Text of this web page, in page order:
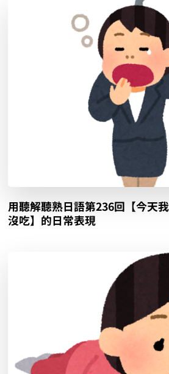
用聽解聽熟日語第236回【今天
沒吃】的日常表現